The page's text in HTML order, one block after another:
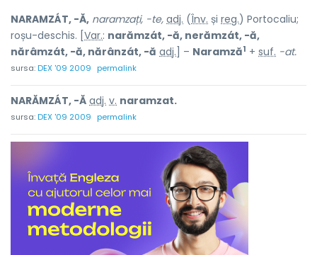
NARAMZÁT, -Ă, naramzați, -te, adj. (Înv. și reg.) Portocaliu;
roșu-deschis. [ Var.: narămzát, -ă, nerămzát, -ă,
nărâmzát, -ă, nărânzát, -ă adj. ] – Naramză1 + suf. -at.
sursa:DEX '09 2009 permalink
NARĂMZÁT, -Ă adj. v. naramzat.
sursa:DEX '09 2009 permalink